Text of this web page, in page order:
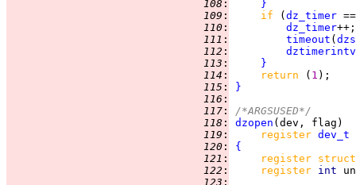
108 :
}
109 : if ( dz_timer
110 :
dz_timer
111 : timeout (
112 :
113 :
}
114 : return ( 1
115 :
}
116 :
117 :
/*ARGSUSED*/
118 : dzopen
119 : register dev_t
120 :
{
121 :
register
122 : register int
123 :